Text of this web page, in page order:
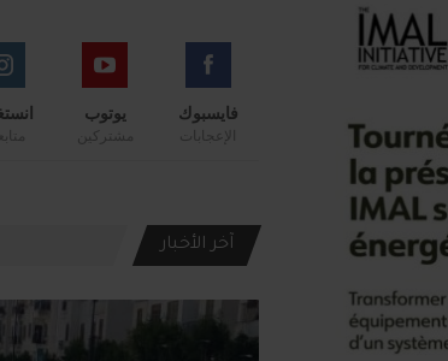
فايسبوك
الإعجابات
يوتوب
مشتركين
آخر الأخبار